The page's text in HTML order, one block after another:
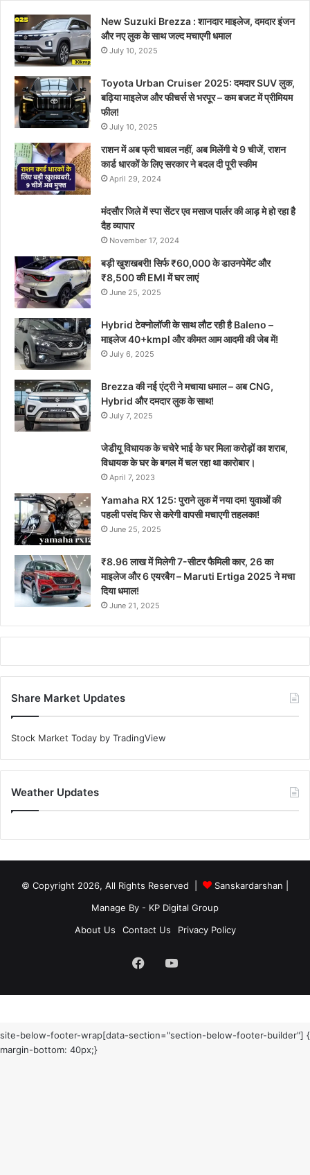
New Suzuki Brezza : शानदार माइलेज, दमदार इंजन
और नए लुक के साथ जल्द मचाएगी धमाल
July 10, 2025
Toyota Urban Cruiser 2025: दमदार SUV लुक,
बढ़िया माइलेज और फीचर्स से भरपूर – कम बजट में प्रीमियम
फील!
July 10, 2025
राशन में अब फ्री चावल नहीं, अब मिलेंगी ये 9 चीजें, राशन
कार्ड धारकों के लिए सरकार ने बदल दी पूरी स्कीम
April 29, 2024
मंदसौर जिले में स्पा सेंटर एव मसाज पार्लर की आड़ मे हो रहा है
दैह व्यापार
November 17, 2024
बड़ी खुशखबरी! सिर्फ ₹60,000 के डाउनपेमेंट और
₹8,500 की EMI में घर लाएं
June 25, 2025
Hybrid टेक्नोलॉजी के साथ लौट रही है Baleno –
माइलेज 40+kmpl और कीमत आम आदमी की जेब में!
July 6, 2025
Brezza की नई एंट्री ने मचाया धमाल – अब CNG,
Hybrid और दमदार लुक के साथ!
July 7, 2025
जेडीयू विधायक के चचेरे भाई के घर मिला करोड़ों का शराब,
विधायक के घर के बगल में चल रहा था कारोबार।
April 7, 2023
Yamaha RX 125: पुराने लुक में नया दम! युवाओं की
पहली पसंद फिर से करेगी वापसी मचाएगी तहलका!
June 25, 2025
₹8.96 लाख में मिलेगी 7-सीटर फैमिली कार, 26 का
माइलेज और 6 एयरबैग – Maruti Ertiga 2025 ने मचा
दिया धमाल!
June 21, 2025
Share Market Updates
Stock Market Today by TradingView
Weather Updates
© Copyright 2026, All Rights Reserved | Sanskardarshan
Manage By - KP Digital Group
About Us
Contact Us Privacy Policy
FacebookYouTube
site-below-footer-wrap[data-section="section-below-footer-builder"] {
margin-bottom: 40px;}